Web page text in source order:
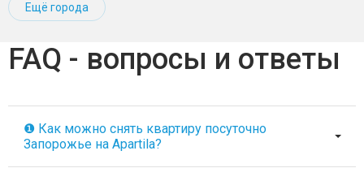
Ещё города
FAQ - вопросы и ответы
❶ Как можно снять квартиру посуточно
Запорожье на Apartila?